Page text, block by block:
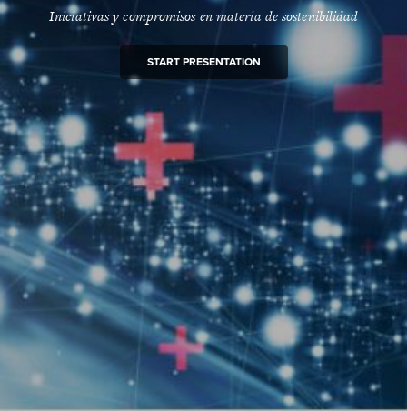
Iniciativas y compromisos en materia de sostenibilidad
START PRESENTATION